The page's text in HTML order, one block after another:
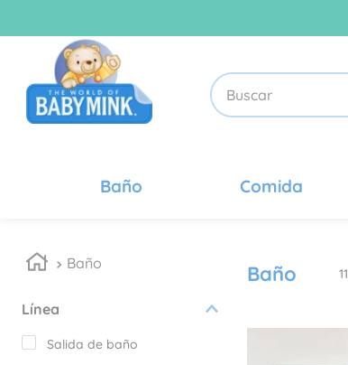
Buscar
Baño Comida
Baño
Línea
Salida de baño
Baño 11